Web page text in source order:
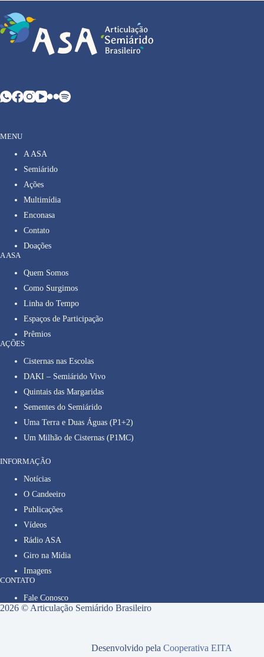
MENU
A ASA
Semiárido
Ações
Multimídia
Enconasa
Contato
Doações
A ASA
Quem Somos
Como Surgimos
Linha do Tempo
Espaços de Participação
Prêmios
AÇÕES
Cisternas nas Escolas
DAKI – Semiárido Vivo
Quintais das Margaridas
Sementes do Semiárido
Uma Terra e Duas Águas (P1+2)
Um Milhão de Cisternas (P1MC)
INFORMAÇÃO
Notícias
O Candeeiro
Publicações
Vídeos
Rádio ASA
Giro na Mídia
Imagens
CONTATO
Fale Conosco
2026 © Articulação Semiárido Brasileiro
Desenvolvido pelaCooperativa EITA